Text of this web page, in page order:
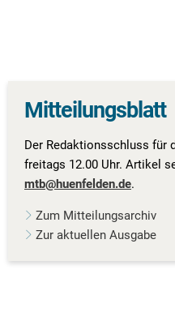
Mitteilungsblatt
Der Redaktionsschluss für
freitags 12.00 Uhr. Artikel
mtb@huenfelden.de.
Zum Mitteilungsarchiv
Zur aktuellen Ausgabe